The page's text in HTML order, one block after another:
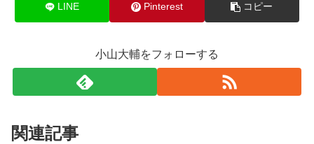
LINE Pinterest コピー
小山大輔をフォローする
関連記事